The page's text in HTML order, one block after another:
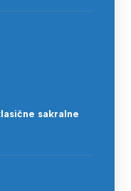
sakralne